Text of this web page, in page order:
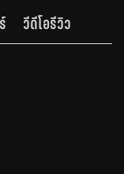
วีดีโอรีวิว